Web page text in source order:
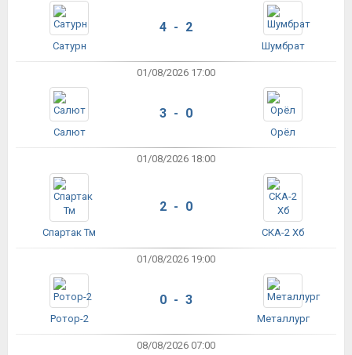
Сатурн
4 - 2
Шумбрат
01/08/2026 17:00
Салют
3 - 0
Орёл
01/08/2026 18:00
Спартак Тм
2 - 0
СКА-2 Хб
01/08/2026 19:00
Ротор-2
0 - 3
Металлург
08/08/2026 07:00